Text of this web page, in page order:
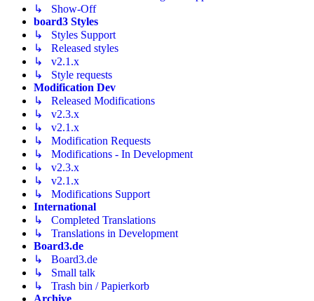
↳ Show-Off
board3 Styles
↳ Styles Support
↳ Released styles
↳ v2.1.x
↳ Style requests
Modification Dev
↳ Released Modifications
↳ v2.3.x
↳ v2.1.x
↳ Modification Requests
↳ Modifications - In Development
↳ v2.3.x
↳ v2.1.x
↳ Modifications Support
International
↳ Completed Translations
↳ Translations in Development
Board3.de
↳ Board3.de
↳ Small talk
↳ Trash bin / Papierkorb